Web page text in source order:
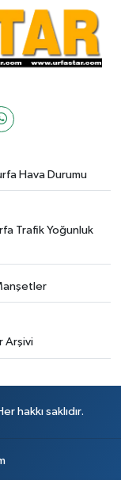
Hava Durumu
Trafik Yoğunluk
Arşivi
hakkı saklıdır.